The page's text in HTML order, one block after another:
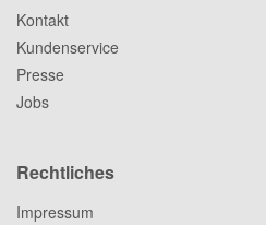
Kontakt
Kundenservice
Presse
Jobs
Rechtliches
Impressum